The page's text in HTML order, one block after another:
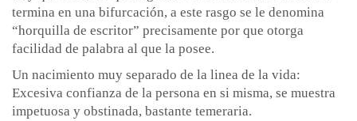
termina en una bifurcación, a este rasgo se le denomina
“horquilla de escritor” precisamente por que otorga
facilidad de palabra al que la posee.
Un nacimiento muy separado de la linea de la vida:
Excesiva confianza de la persona en si misma, se muestra
impetuosa y obstinada, bastante temeraria.